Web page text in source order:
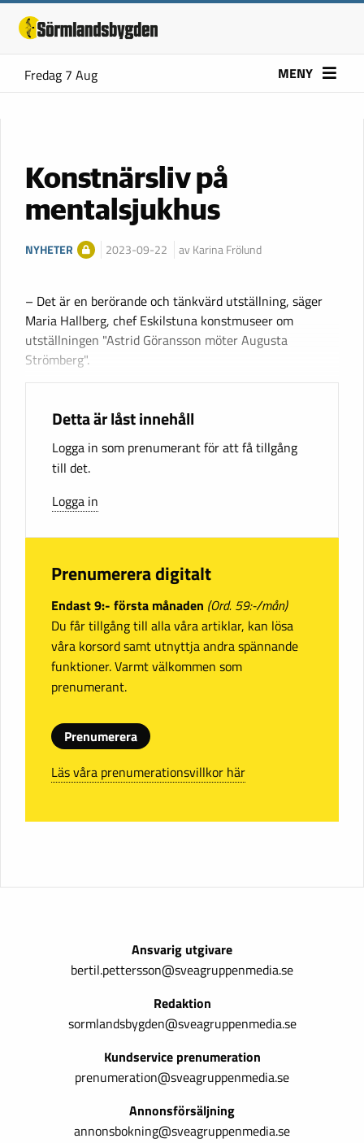
Fredag 7 Aug MENY
Konstnärsliv på
mentalsjukhus
NYHETER 2023-09-22 av Karina Frölund
– Det är en berörande och tänkvärd utställning, säger
Maria Hallberg, chef Eskilstuna konstmuseer om
utställningen "Astrid Göransson möter Augusta
Strömberg".
Detta är låst innehåll
Logga in som prenumerant för att få tillgång
till det.
Logga in
Prenumerera digitalt
Endast 9:- första månaden (Ord. 59:-/mån)
Du får tillgång till alla våra artiklar, kan lösa
våra korsord samt utnyttja andra spännande
funktioner. Varmt välkommen som
prenumerant.
Prenumerera
Läs våra prenumerationsvillkor här
Ansvarig utgivare
bertil.pettersson@sveagruppenmedia.se
Redaktion
sormlandsbygden@sveagruppenmedia.se
Kundservice prenumeration
prenumeration@sveagruppenmedia.se
Annonsförsäljning
annonsbokning@sveagruppenmedia.se